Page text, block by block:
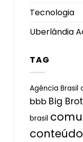
Tecnologia
Uberlândia
TAG
Agência Brasil
bbb Big
brasil
conteúdo